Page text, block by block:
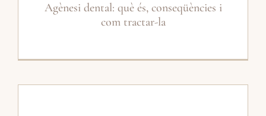
Agènesi dental: què és, conseqüències i
com tractar-la